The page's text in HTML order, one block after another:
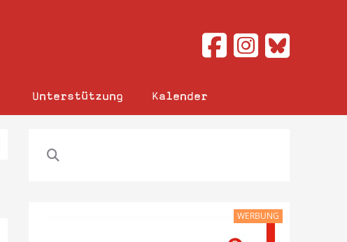
Unterstützung Kalender
WERBUNG